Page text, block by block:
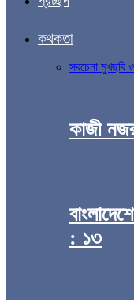
কথকতা
সবচেনা মুখছবি
কাজী
: ১৩